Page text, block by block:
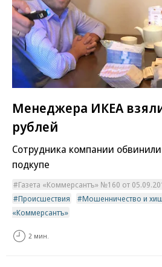
Менеджера ИКЕА
рублей
Сотрудника компании
подкупе
Газета «Коммерсантъ» №160 от
Происшествия
Мошенничество и
«Коммерсантъ»
2 мин.